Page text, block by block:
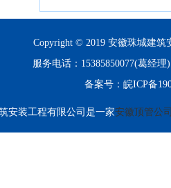
Copyright © 2019 安徽珠城建筑
服务电话：15385850077(葛经
备案号： 皖ICP备
安装工程有限公司是一家安徽顶管公